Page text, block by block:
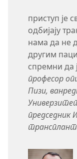
приступ је
одбијају
нама да не
другим
спремни да
професор
Пизи,
председник